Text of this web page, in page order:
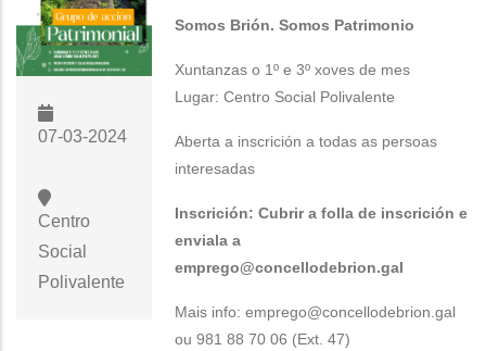
07-03-2024
Centro
Social
Polivalente
Somos Brión. Somos Patrimonio
Xuntanzas o 1º e 3º xoves de mes
Lugar: Centro Social Polivalente
Aberta a inscrición a todas as persoas
interesadas
Inscrición: Cubrir a folla de inscrición e
enviala a
emprego@concellodebrion.gal
Mais info: emprego@concellodebrion.gal
ou 981 88 70 06 (Ext. 47)